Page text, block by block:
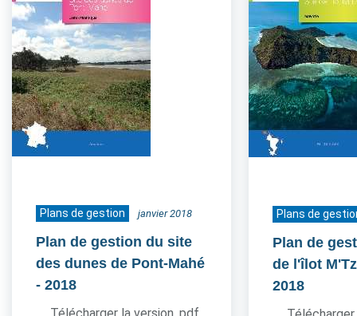
Plans de gestion janvier 2018
Plan de gestion du site
des dunes de Pont-Mahé
- 2018
Plans de
Plan de
de l'îlot
2018